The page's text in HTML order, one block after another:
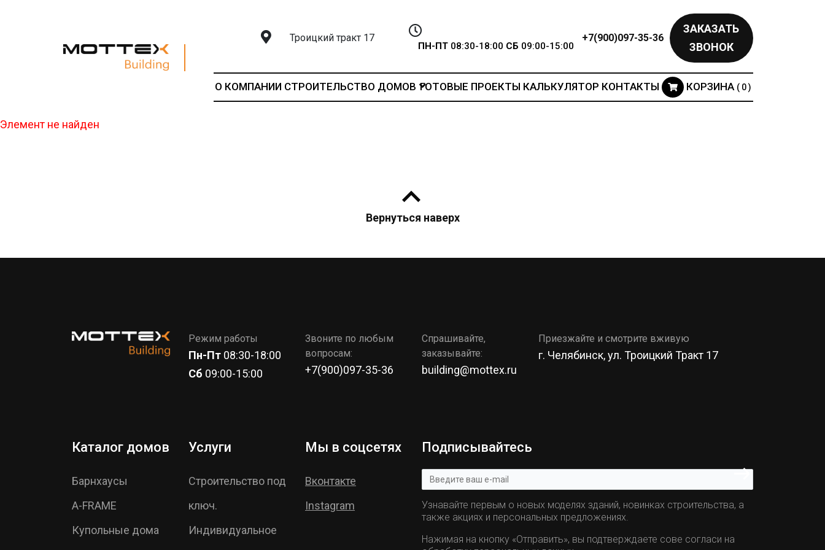
Троицкий тракт 17
ПН-ПТ 08:30-18:00 СБ 09:00-15:00
+7(900)097-35-36
ЗАКАЗАТЬ
ЗВОНОК
О КОМПАНИИ СТРОИТЕЛЬСТВО ДОМОВ ГОТОВЫЕ ПРОЕКТЫ КАЛЬКУЛЯТОР КОНТАКТЫ КОРЗИНА ( 0 )
Элемент не найден
Вернуться наверх
Режим работы
Пн-Пт 08:30-18:00
Сб 09:00-15:00
Звоните по любым
вопросам:
+7(900)097-35-36
Спрашивайте,
заказывайте:
building@mottex.ru
Приезжайте и смотрите вживую
г. Челябинск, ул. Троицкий Тракт 17
Каталог домов
Барнхаусы
A-FRAME
Купольные дома
Услуги
Строительство под
ключ.
Индивидуальное
Мы в соцсетях
Вконтакте
Instagram
Подписывайтесь
Узнавайте первым о новых моделях зданий, новинках строительства, а
также акциях и персональных предложениях.
Нажимая на кнопку «Отправить», вы подтверждаете сове согласи на